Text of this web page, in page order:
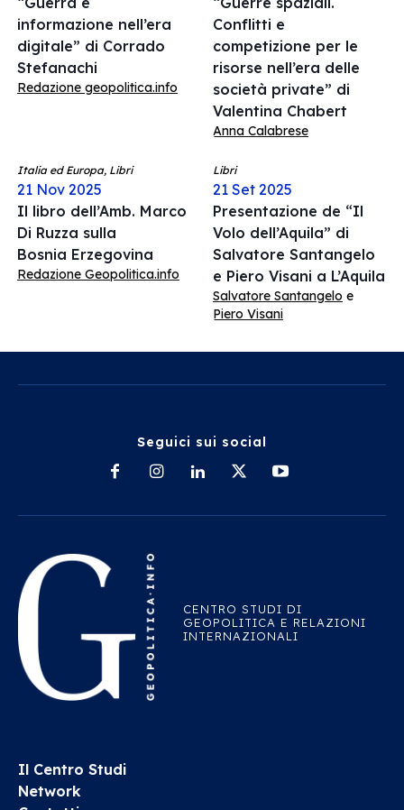
informazione nell’era
digitale” di Corrado
Stefanachi
Redazione geopolitica.info
Conflitti e
competizione per le
risorse nell’era delle
società private” di
Valentina Chabert
Anna Calabrese
Italia ed Europa, Libri
21 Nov 2025
Il libro dell’Amb. Marco
Di Ruzza sulla
Bosnia Erzegovina
Redazione Geopolitica.info
Libri
21 Set 2025
Presentazione de “Il
Volo dell’Aquila” di
Salvatore Santangelo
e Piero Visani a L’Aquila
Salvatore Santangelo e
Piero Visani
Seguici sui social
CENTRO STUDI DI
GEOPOLITICA E RELAZIONI
INTERNAZIONALI
Il Centro Studi
Network